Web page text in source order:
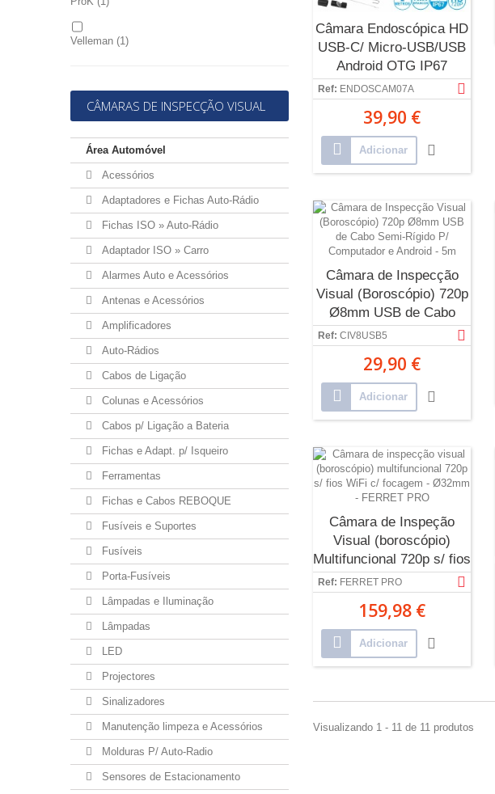
Velleman (1)
CÂMARAS DE INSPECÇÃO VISUAL
Área Automóvel
Acessórios
Adaptadores e Fichas Auto-Rádio
Fichas ISO » Auto-Rádio
Adaptador ISO » Carro
Alarmes Auto e Acessórios
Antenas e Acessórios
Amplificadores
Auto-Rádios
Cabos de Ligação
Colunas e Acessórios
Cabos p/ Ligação a Bateria
Fichas e Adapt. p/ Isqueiro
Ferramentas
Fichas e Cabos REBOQUE
Fusíveis e Suportes
Fusíveis
Porta-Fusíveis
Lâmpadas e Iluminação
Lâmpadas
LED
Projectores
Sinalizadores
Manutenção limpeza e Acessórios
Molduras P/ Auto-Radio
Sensores de Estacionamento
Câmara Endoscópica HD
USB-C/ Micro-USB/USB
Android OTG IP67
Ref: ENDOSCAM07A
39,90 €
Adicionar
Câmara de Inspecção
Visual (Boroscópio) 720p
Ø8mm USB de Cabo
Semi-Rígido P/...
Ref: CIV8USB5
29,90 €
Adicionar
Câmara de Inspeção
Visual (boroscópio)
Multifuncional 720p s/ fios
WiFi c/...
Ref: FERRET PRO
159,98 €
Adicionar
Visualizando 1 - 11 de 11 produtos